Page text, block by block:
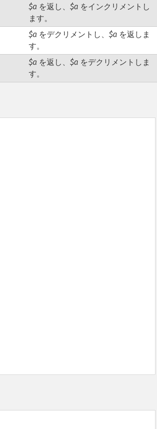
$a を返し、$a をインクリメントし
ます。
$a をデクリメントし、$a を返しま
す。
$a を返し、$a をデクリメントしま
す。